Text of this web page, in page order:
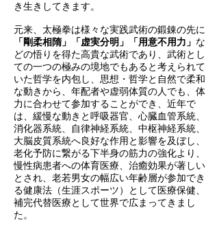
き生きしてきます。
元来、太極拳は様々な実践武術の鍛錬の先に
「剛柔相隋」「虚実分明」「用意不用力」 な
どの悟りを得た高貴な武術であり、武術とし
ての一つの極みの境地でもあると考えられて
いた哲学を内包し、思想・哲学と自然で柔和
な動きから、年配者や虚弱体質の人でも、体
力に合わせて参加することができ、近年で
は、緩慢な動きと呼吸器官、心臓血管系統、
消化器系統、自律神経系統、中枢神経系統、
大脳皮質系統へ良好な作用と影響を及ぼし、
老化予防に繋がる下半身の筋力の強化より、
慢性病患者への体育医療、治癒効果が著しい
とされ、老若男女の幅広い年齢層が参加でき
る健康法（生涯スポーツ）として医療保健、
補完代替医療として世界で広まってきまし
た。